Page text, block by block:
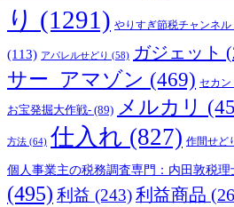
り (1291) やりすぎ節税チャンネル
(113) アパレルせどり (58) ガジェット
サー_アマゾン (469) セカン
お宝発掘大作戦- (89) メルカリ
方法 (64) 仕入れ (827) 作間せど
個人事業主の税務調査専門：内田敦税理
(495) 利益 (243)利益商品